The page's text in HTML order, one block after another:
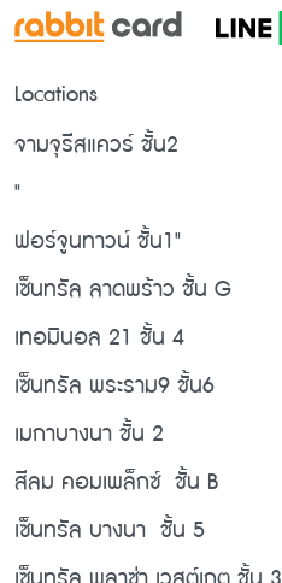
Locations
จามจุรีสแควร์ ชั้น2
"
ฟอร์จูนทาวน์ ชั้น1"
เซ็นทรัล ลาดพร้าว ชั้น G
เทอมินอล 21 ชั้น 4
เซ็นทรัล พระราม9 ชั้น6
เมกาบางนา ชั้น 2
สีลม คอมเพล็กซ์ ชั้น B
เซ็นทรัล บางนา ชั้น 5